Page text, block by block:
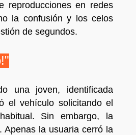
reproducciones en redes
la confusión y los celos
de segundos.
una joven, identificada
el vehículo solicitando el
Sin embargo, la
Apenas la usuaria cerró la